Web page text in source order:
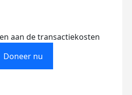
aan de transactiekosten
Doneer nu